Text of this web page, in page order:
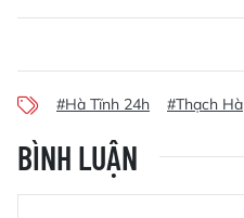
#Hà Tĩnh 24h #Thạch Hà
BÌNH LUẬN